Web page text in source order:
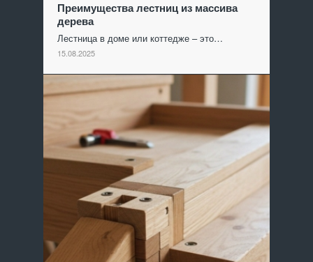
Преимущества лестниц из массива
дерева
Лестница в доме или коттедже – это…
15.08.2025